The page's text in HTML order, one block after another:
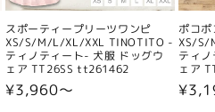
スポーティープリーツワンピ
XS/S/M/L/XL/XXL TINOTITO -
ティノティート- 犬服 ドッグウ
ェア TT26SS tt261462
通
¥3,960〜
ポコ
XS/S/
ティ
ェア
通